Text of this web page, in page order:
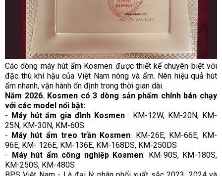
Các dòng máy hút ẩm Kosmen được thiết kế chuyên biệt với
đặc thù khí hậu của Việt Nam nóng và ẩm. Nên hiệu quả hút
ẩm nhanh, vận hành ổn định trong thời gian dài.
Năm 2026. Kosmen có 3 dòng sản phẩm chính bán chạy
với các model nổi bật:
- Máy hút ẩm gia đình Kosmen : KM-12W, KM-20N, KM-
25N, KM-30N, KM-60S.
- Máy hút ẩm treo trần Kosmen: KM-26E, KM-66E, KM-
96E, KM- 126E, KM-136E, KM-168DS, KM-250DS
-
Máy hút ẩm công nghiệp Kosmen: KM-90S, KM-180S,
KM-250S, KM-480S